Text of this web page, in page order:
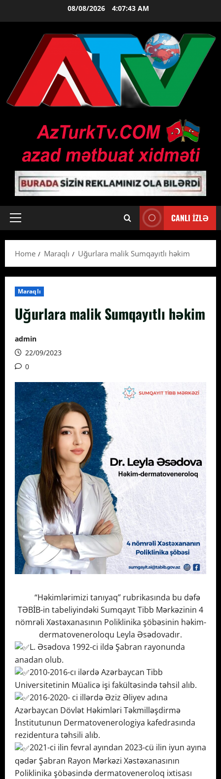
08/08/2026 4:07:44 AM
Primary
CANLI İZLƏ
Home Maraqlı Uğurlara malik Sumqayıtlı həkim
Maraqlı
Uğurlara malik Sumqayıtlı həkim
admin
22/09/2023
0
“Həkimlərimizi tanıyaq” rubrikasında bu dəfə
TƏBİB-in tabeliyindəki Sumqayıt Tibb Mərkəzinin 4
nömrəli Xəstəxanasının Poliklinika şöbəsinin həkim-
dermatoveneroloqu Leyla Əsədovadır.
L. Əsədova 1992-ci ildə Şabran rayonunda
anadan olub.
2010-2016-cı ilərdə Azərbaycan Tibb
Universitetinin Müalicə işi fakültəsində təhsil alıb.
2016-2020- ci illərdə Əziz Əliyev adına
Azərbaycan Dövlət Həkimləri Təkmilləşdirmə
İnstitutunun Dermatovenerologiya kafedrasında
rezidentura təhsili alıb.
2021-ci ilin fevral ayından 2023-cü ilin iyun ayına
qədər Şabran Rayon Mərkəzi Xəstəxanasının
Poliklinika şöbəsində dermatoveneroloq ixtisası